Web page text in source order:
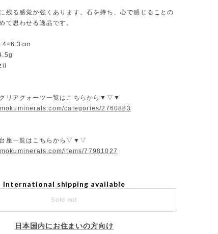
残る感覚が強くあります。石を持ち、心で感じることの
て思わせる逸品です。
リアクォーツ一覧はこちらから▼▽▼
categories/2760883
座一覧はこちらから▽▼▽
items/77981027
International shipping available
Sold out
日本国内にお住まいの方向け